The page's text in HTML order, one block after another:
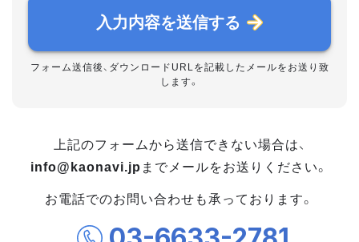
入力内容を送信する
フォーム送信後、ダウンロードURLを記載したメールをお送り致
します。
上記のフォームから送信できない場合は、
info@kaonavi.jp までメールをお送りください。
お電話でのお問い合わせも承っております。